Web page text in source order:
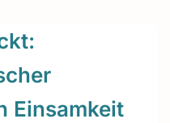
Einsamkeit